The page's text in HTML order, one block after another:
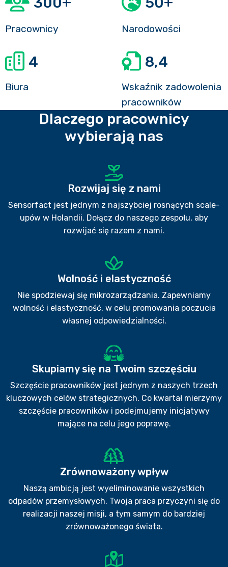
Pracownicy Narodowości
4
Biura
8,4
Wskaźnik zadowolenia
pracowników
Dlaczego pracownicy
wybierają nas
Rozwijaj się z nami
Sensorfact jest jednym z najszybciej rosnących scale-
upów w Holandii. Dołącz do naszego zespołu, aby
rozwijać się razem z nami.
Wolność i elastyczność
Nie spodziewaj się mikrozarządzania. Zapewniamy
wolność i elastyczność, w celu promowania poczucia
własnej odpowiedzialności.
Skupiamy się na Twoim szczęściu
Szczęście pracowników jest jednym z naszych trzech
kluczowych celów strategicznych. Co kwartał mierzymy
szczęście pracowników i podejmujemy inicjatywy
mające na celu jego poprawę.
Zrównoważony wpływ
Naszą ambicją jest wyeliminowanie wszystkich
odpadów przemysłowych. Twoja praca przyczyni się do
realizacji naszej misji, a tym samym do bardziej
zrównoważonego świata.